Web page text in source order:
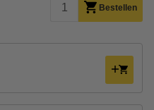
Bestellen